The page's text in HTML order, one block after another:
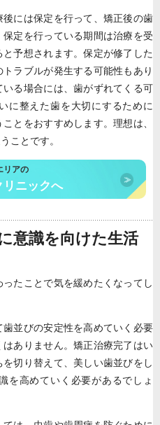
には保定を行って、矯正後の歯
定を行っている期間は治療を受
予想されます。保定が修了した
ラブルが発生する可能性もあり
る場合には、歯がずれてくる可
に整えた歯を大切にするために
とをおすすめします。理想は、
ことです。
リアの
リニックへ
意識を向けた生活
たことで気を緩めたくなってし
並びの安定性を高めていく必要
ありません。矯正治療完了はい
切り替えて、美しい歯並びをし
を高めていく必要があるでしょ